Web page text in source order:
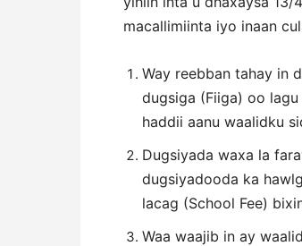
macallimiinta iyo inaan
Way reebban tahay in
dugsiga (Fiiga) oo
haddii aanu waalidku
Dugsiyada waxa la
dugsiyadooda ka
lacag (School Fee)
Waa waajib in ay